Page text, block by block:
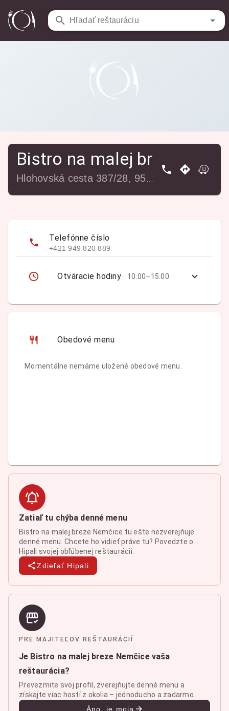
Hľadať reštauráciu
Reštaurácie / Bistro na malej breze Nemčice
Bistro na malej breze
Telefónne číslo
+421 949 820 889
Otváracie hodiny 10:00–15:00
Obedové menu
Momentálne nemáme uložené obedové menu.
Zatiaľ tu chýba denné menu
Bistro na malej breze Nemčice tu ešte nezverejňuje
denné menu. Chcete ho vidieť práve tu? Povedzte o
Hipali svojej obľúbenej reštaurácii.
Zdieľať Hipali
PRE MAJITEĽOV REŠTAURÁCIÍ
Je Bistro na malej breze Nemčice vaša
reštaurácia?
Prevezmite svoj profil, zverejňujte denné menu a
získajte viac hostí z okolia – jednoducho a zadarmo.
Áno, je moja